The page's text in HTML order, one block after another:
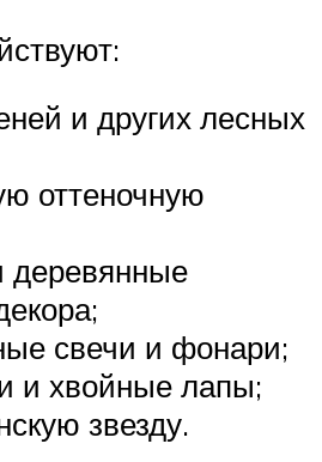
и других лесных
оттеночную
деревянные
свечи и фонари;
и хвойные лапы;
звезду.